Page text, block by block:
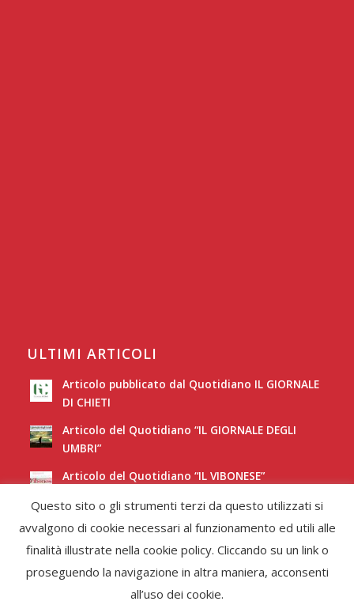
ULTIMI ARTICOLI
Articolo pubblicato dal Quotidiano IL GIORNALE
DI CHIETI
Articolo del Quotidiano “IL GIORNALE DEGLI
UMBRI”
Articolo del Quotidiano “IL VIBONESE”
Articolo del Quotidiano “LA NUOVA SARDEGNA”
Questo sito o gli strumenti terzi da questo utilizzati si
avvalgono di cookie necessari al funzionamento ed utili alle
finalità illustrate nella cookie policy. Cliccando su un link o
proseguendo la navigazione in altra maniera, acconsenti
all’uso dei cookie.